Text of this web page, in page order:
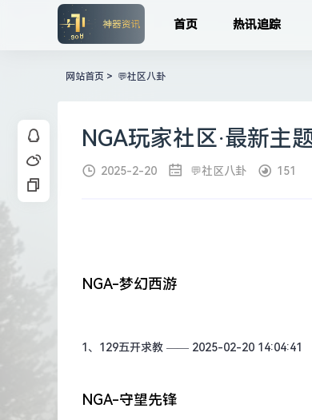
首页 热讯追踪
网站首页 > 💬社区八卦
NGA玩家社区·最新主
2025-2-20 💬社区八卦 151
NGA-梦幻西游
1、 129五开求教 —— 2025-02-20 14:04:41
NGA-守望先锋